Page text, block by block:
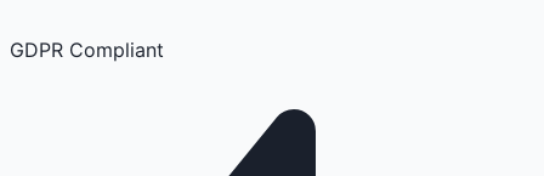
GDPR Compliant